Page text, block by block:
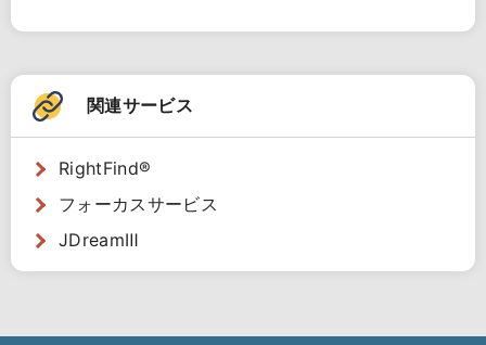
関連サービス
RightFind®
フォーカスサービス
JDreamⅢ